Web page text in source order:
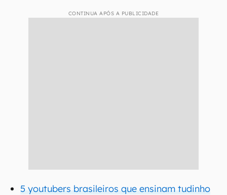
CONTINUA APÓS A PUBLICIDADE
5 youtubers brasileiros que ensinam tudinho